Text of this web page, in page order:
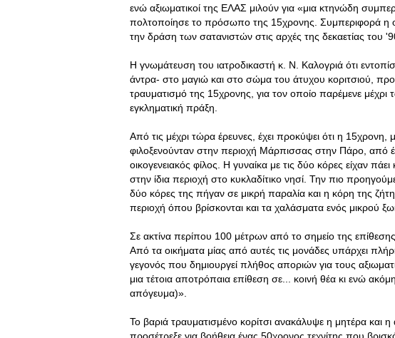
ενώ αξιωματικοί της ΕΛΑΣ μιλούν για «μια κτηνώδη
πολτοποίησε το πρόσωπο της 15χρονης. Συμπεριφορά η
την δράση των σατανιστών στις αρχές της δεκαετίας του
Η γνωμάτευση του ιατροδικαστή κ. Ν. Καλογριά ότι
άντρα- στο μαγιώ και στο σώμα του άτυχου κοριτσιού,
τραυματισμό της 15χρονης, για τον οποίο παρέμενε μέχρι
εγκληματική πράξη.
Από τις μέχρι τώρα έρευνες, έχει προκύψει ότι η 15χρονη,
φιλοξενούνταν στην περιοχή Μάρπισσας στην Πάρο, από
οικογενειακός φίλος. Η γυναίκα με τις δύο κόρες είχαν
στην ίδια περιοχή στο κυκλαδίτικο νησί. Την πιο
δύο κόρες της πήγαν σε μικρή παραλία και η κόρη της
περιοχή όπου βρίσκονται και τα χαλάσματα ενός μικρού
Σε ακτίνα περίπου 100 μέτρων από το σημείο της
Από τα οικήματα μίας από αυτές τις μονάδες υπάρχει
γεγονός που δημιουργεί πλήθος αποριών για τους
μια τέτοια αποτρόπαια επίθεση σε... κοινή θέα κι ενώ
απόγευμα)».
Το βαριά τραυματισμένο κορίτσι ανακάλυψε η μητέρα